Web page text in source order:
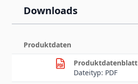
Downloads
Produktdaten
Produktdatenblatt
Dateityp: PDF